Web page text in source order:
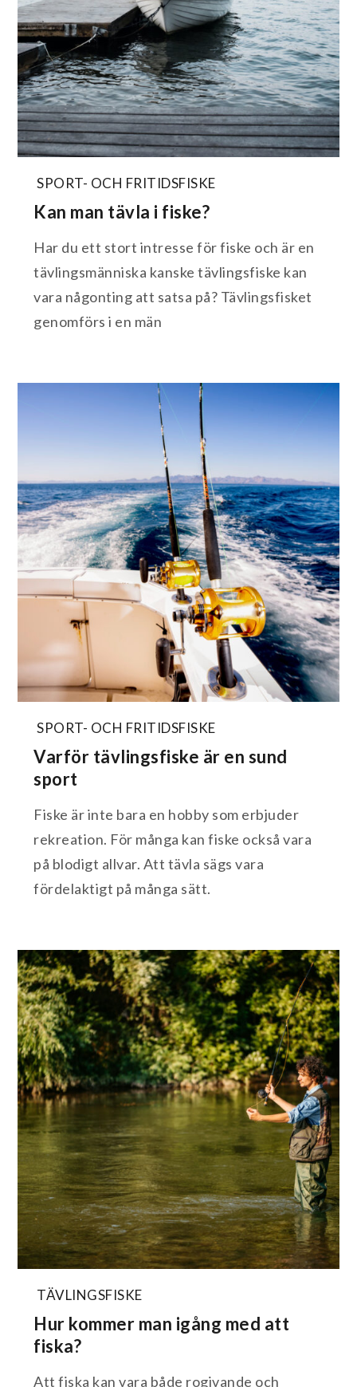
SPORT- OCH FRITIDSFISKE
Kan man tävla i fiske?
Har du ett stort intresse för fiske och är en
tävlingsmänniska kanske tävlingsfiske kan
vara någonting att satsa på? Tävlingsfisket
genomförs i en män
SPORT- OCH FRITIDSFISKE
Varför tävlingsfiske är en sund
sport
Fiske är inte bara en hobby som erbjuder
rekreation. För många kan fiske också vara
på blodigt allvar. Att tävla sägs vara
fördelaktigt på många sätt.
TÄVLINGSFISKE
Hur kommer man igång med att
fiska?
Att fiska kan vara både rogivande och